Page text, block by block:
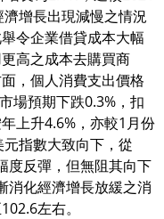
增長出現減慢之情況
令企業借貸成本大幅
高之成本去購買商
，個人消費支出價格
場預期下跌0.3%，扣
上升4.6%，亦較1月份
指數大致向下，從
度反彈，但無阻其向下
消化經濟增長放緩之消
左右。